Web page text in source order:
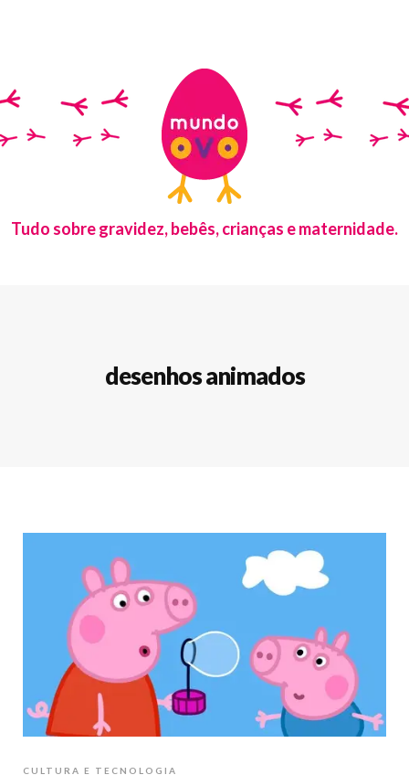
Tudo sobre gravidez, bebês, crianças e maternidade.
desenhos animados
CULTURA E TECNOLOGIA